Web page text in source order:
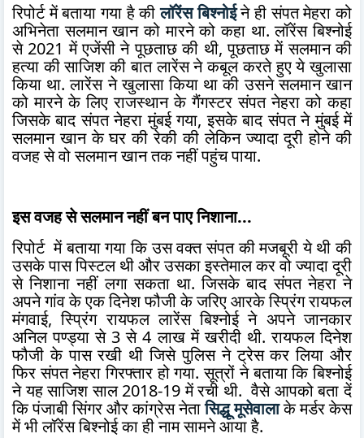
रिपोर्ट में बताया गया है कीलॉरेंस बिश्नोईने ही संपत मेहरा को
अभिनेता सलमान खान को मारने को कहा था. लॉरेंस बिश्नोई
से 2021 में एजेंसी ने पूछताछ की थी, पूछताछ में सलमान की
हत्या की साजिश की बात लारेंस ने कबूल करते हुए ये खुलासा
किया था. लारेंस ने खुलासा किया था की उसने सलमान खान
को मारने के लिए राजस्थान के गैंगस्टर संपत नेहरा को कहा
जिसके बाद संपत नेहरा मुंबई गया, इसके बाद संपत ने मुंबई में
सलमान खान के घर की रेकी की लेकिन ज्यादा दूरी होने की
वजह से वो सलमान खान तक नहीं पहुंच पाया.
इस वजह से सलमान नहीं बन पाए निशाना...
रिपोर्ट में बताया गया कि उस वक्त संपत की मजबूरी ये थी की
उसके पास पिस्टल थी और उसका इस्तेमाल कर वो ज्यादा दूरी
से निशाना नहीं लगा सकता था. जिसके बाद संपत नेहरा ने
अपने गांव के एक दिनेश फौजी के जरिए आरके स्प्रिंग रायफल
मंगवाई, स्प्रिंग रायफल लारेंस बिश्नोई ने अपने जानकार
अनिल पण्ड्या से 3 से 4 लाख में खरीदी थी. रायफल दिनेश
फौजी के पास रखी थी जिसे पुलिस ने ट्रेस कर लिया और
फिर संपत नेहरा गिरफ्तार हो गया. सूत्रों ने बताया कि बिश्नोई
ने यह साजिश साल 2018-19 में रची थी. वैसे आपको बता दें
कि पंजाबी सिंगर और कांग्रेस नेतासिद्धू मूसेवालाके मर्डर केस
में भी लॉरेंस बिश्नोई का ही नाम सामने आया है.